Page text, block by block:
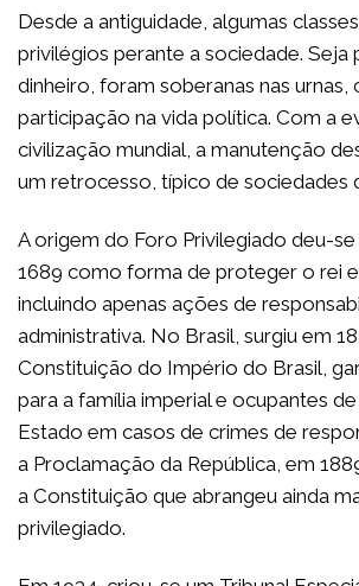
Desde a antiguidade, algumas
privilégios perante a sociedade. Seja
dinheiro, foram soberanas nas urnas,
participação na vida política. Com a
civilização mundial, a manutenção
um retrocesso, típico de sociedades
A origem do Foro Privilegiado deu-
1689 como forma de proteger o rei e
incluindo apenas ações de
administrativa. No Brasil, surgiu em
Constituição do Império do Brasil,
para a família imperial e ocupantes
Estado em casos de crimes de
a Proclamação da República, em
a Constituição que abrangeu ainda
privilegiado.